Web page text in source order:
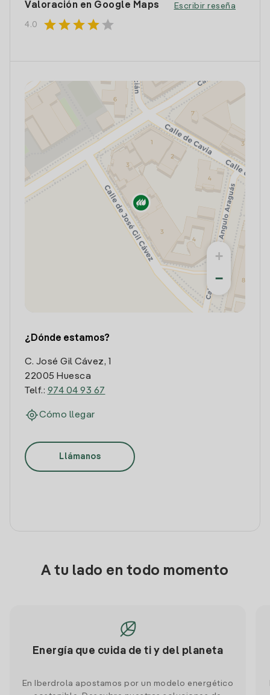
Valoración en Google Maps
4.0 starstarstarstar star
Escribir reseña
+
−
¿Dónde estamos?
C. José Gil Cávez, 1
22005 Huesca
Telf.: 974 04 93 67
Cómo llegar
Llámanos
A tu lado en todo momento
Energía que cuida de ti y del planeta
En Iberdrola apostamos por un modelo energético